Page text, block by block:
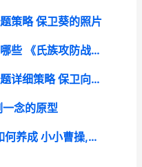
策略 保卫葵的照片
《氏族攻防战》游戏特色有哪些 《氏族攻防战》在线观看
保卫给日葵萤舞仲夏活动主题详细策略 保卫向日葵攻略
一念的原型
《小小曹操传0.1折》武将如何养成 小小曹操,小小曹操